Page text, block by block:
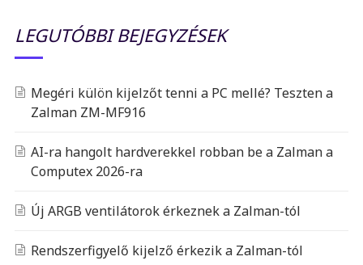
LEGUTÓBBI BEJEGYZÉSEK
Megéri külön kijelzőt tenni a PC mellé? Teszten a
Zalman ZM-MF916
AI-ra hangolt hardverekkel robban be a Zalman a
Computex 2026-ra
Új ARGB ventilátorok érkeznek a Zalman-tól
Rendszerfigyelő kijelző érkezik a Zalman-tól